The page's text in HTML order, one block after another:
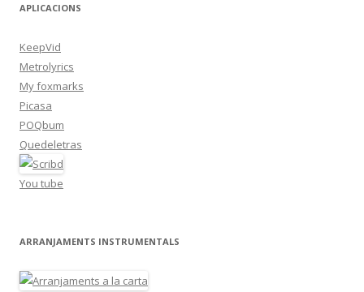
APLICACIONS
KeepVid
Metrolyrics
My foxmarks
Picasa
POQbum
Quedeletras
You tube
ARRANJAMENTS INSTRUMENTALS